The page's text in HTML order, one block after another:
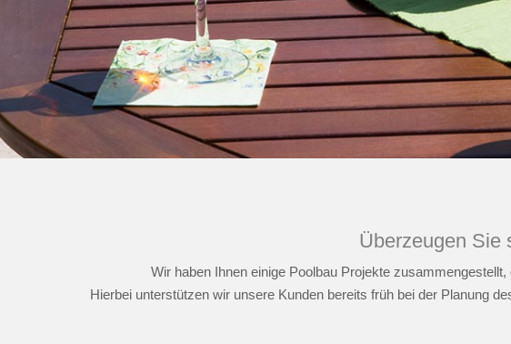
Überzeugen Sie
Wir haben Ihnen einige Poolbau Projekte
Hierbei unterstützen wir unsere Kunden bereits früh bei der Planung